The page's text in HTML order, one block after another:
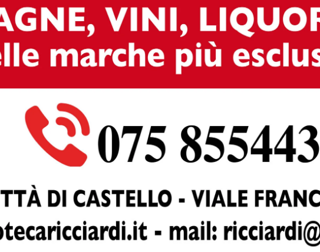
nellaseconda frazione: è il primo vantaggio della partita per la
dai nove metri e Carpita che ricade male dopo aver siglato il 5 pari,
freddo non chiudeun paio di contrattacchi; comunque sia, il muro di
riportano avanti (6-7) la ErmGroup. Controsorpasso e break dei
le mani del muro e la situazione si ribalta sul 13-11; poi però,
Galiano al centro, è lo stesso opposto dei padroni di casa a far
fuori bersaglio e con un tentativo stoppato dal muro (13-
pari, ma stavolta è la ErmGroup a tenere duro: la pipe di Cappelletti
di Gozzo in fase realizzativa e un contrattacco di
sul 20-16; ci prova Galdenzi con l’ace del 18-21 e allora
e del pareggio, che matura sulla battuta sbagliata di Gozzo.
set, che vede Biasotto subire un muro per poi riscattarsi con la
sembra rigenerata in difesa; tuttavia, il muro su Cappelletti inizia a
di Bartolini, che toglie Galiano e inserisce di nuovo
non è delle migliori e di queste pecche approfitta abilmente il